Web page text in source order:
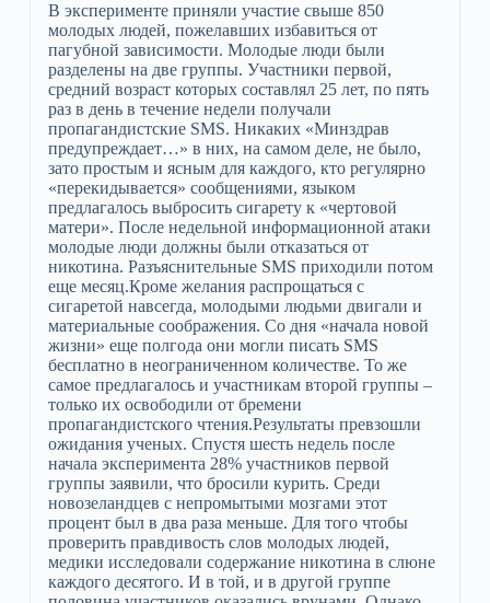
В эксперименте приняли участие свыше 850
молодых людей, пожелавших избавиться от
пагубной зависимости. Молодые люди были
разделены на две группы. Участники первой,
средний возраст которых составлял 25 лет, по пять
раз в день в течение недели получали
пропагандистские SMS. Никаких «Минздрав
предупреждает…» в них, на самом деле, не было,
зато простым и ясным для каждого, кто регулярно
«перекидывается» сообщениями, языком
предлагалось выбросить сигарету к «чертовой
матери». После недельной информационной атаки
молодые люди должны были отказаться от
никотина. Разъяснительные SMS приходили потом
еще месяц.Кроме желания распрощаться с
сигаретой навсегда, молодыми людьми двигали и
материальные соображения. Со дня «начала новой
жизни» еще полгода они могли писать SMS
бесплатно в неограниченном количестве. То же
самое предлагалось и участникам второй группы –
только их освободили от бремени
пропагандистского чтения.Результаты превзошли
ожидания ученых. Спустя шесть недель после
начала эксперимента 28% участников первой
группы заявили, что бросили курить. Среди
новозеландцев с непромытыми мозгами этот
процент был в два раза меньше. Для того чтобы
проверить правдивость слов молодых людей,
медики исследовали содержание никотина в слюне
каждого десятого. И в той, и в другой группе